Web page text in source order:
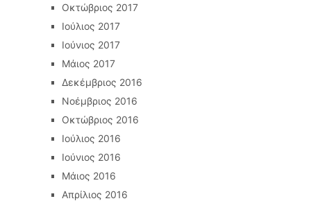
Οκτώβριος 2017
Ιούλιος 2017
Ιούνιος 2017
Μάιος 2017
Δεκέμβριος 2016
Νοέμβριος 2016
Οκτώβριος 2016
Ιούλιος 2016
Ιούνιος 2016
Μάιος 2016
Απρίλιος 2016